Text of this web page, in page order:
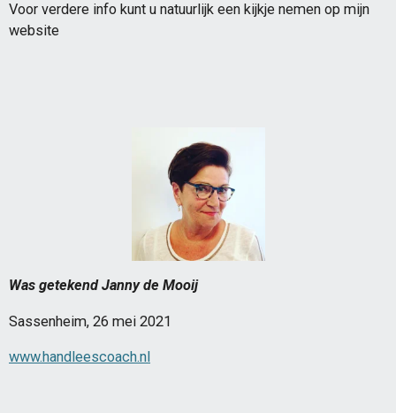
Voor verdere info kunt u natuurlijk een kijkje nemen op mijn
website
Was getekend Janny de Mooij
Sassenheim, 26 mei 2021
www.handleescoach.nl